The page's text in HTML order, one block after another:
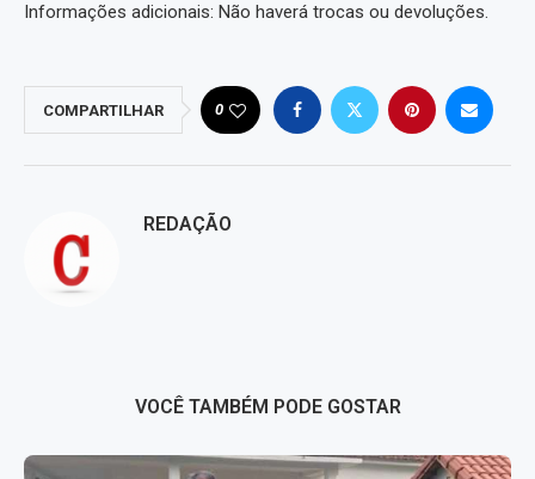
Informações adicionais: Não haverá trocas ou devoluções.
COMPARTILHAR 0
REDAÇÃO
VOCÊ TAMBÉM PODE GOSTAR